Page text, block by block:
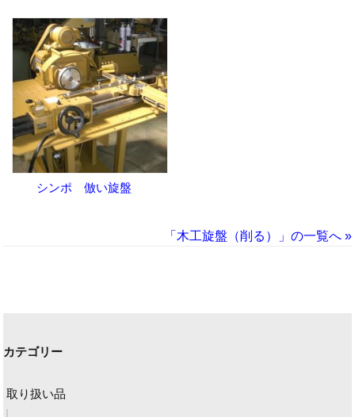
シンポ 倣い旋盤
「木工旋盤（削る）」の一覧へ »
カテゴリー
取り扱い品